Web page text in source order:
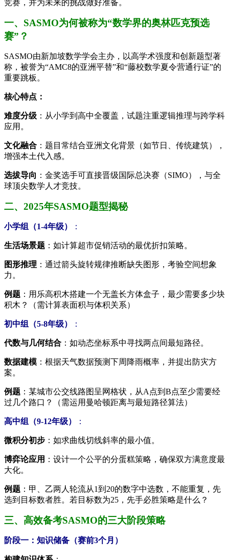
竞赛，并为未来的挑战做好准备。
一、SASMO为何被称为“数学界的奥林匹克预选
赛”？
SASMO由新加坡数学学会主办，以高学术强度和创新题型著
称，被誉为“AMC8的亚洲平替”和“藤校数学夏令营通行证”的
重要跳板。
核心特点：
难度分级 ：从小学到高中全覆盖，试题注重逻辑推理与跨学科
应用。
文化融合 ：题目常结合亚洲文化背景（如节日、传统建筑），
增强本土代入感。
选拔导向 ：金奖选手可直接晋级国际总决赛（SIMO），与全
球顶尖数学人才竞技。
二、2025年SASMO题型揭秘
小学组（1-4年级） ：
生活场景题 ：如计算超市促销活动的最优折扣策略。
图形推理 ：通过箭头旋转规律推断缺失图形，考验空间想象
力。
例题 ：用乐高积木搭建一个无盖长方体盒子，最少需要多少块
积木？（需计算表面积与体积关系）
初中组（5-8年级） ：
代数与几何结合 ：如动态坐标系中寻找两点间最短路径。
数据建模 ：根据天气数据预测下周降雨概率，并提出防灾方
案。
例题 ：某城市公交线路图呈网格状，从A点到B点至少需要经
过几个路口？（需运用曼哈顿距离与最短路径算法）
高中组（9-12年级） ：
微积分初步 ：如求曲线切线斜率的最小值。
博弈论应用 ：设计一个公平的分蛋糕策略，确保双方满意度最
大化。
例题 ：甲、乙两人轮流从1到20的数字中选数，不能重复，先
选到目标数者胜。若目标数为25，先手必胜策略是什么？
三、高效备考SASMO的三大阶段策略
阶段一：知识储备（赛前3个月）